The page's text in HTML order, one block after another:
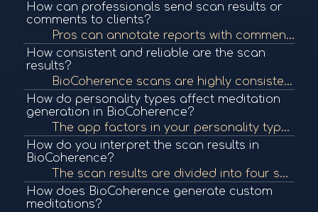
How can professionals send scan results or
comments to clients?
Pros can annotate reports with comments for each section, hide irrelevant parts, and send a full PDF report or engage in a built-in chat for client feedback—all stored securely on BioCoherence's private cloud.
How consistent and reliable are the scan
results?
BioCoherence scans are highly consistent because data is entirely computed from actual recordings rather than randomized algorithms. This allows repeatability and reliability suitable for professional and medical use.
How do personality types affect meditation
generation in BioCoherence?
The app factors in your personality type, similar to MBTI, to adapt meditation wording and tone. For example, creatives get guided imagery, while pragmatists receive grounded, body-focused scripts for improved engagement.
How do you interpret the scan results in
BioCoherence?
The scan results are divided into four sections: Balance (for daily meditation), Understand (detailed biomarker analysis), Test (manual/pro protocols), and Lists. You can track progress over time and go deeper into what biomarkers are indicating.
How does BioCoherence generate custom
meditations?